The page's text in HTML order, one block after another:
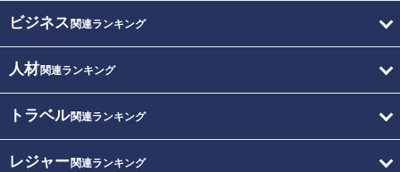
ビジネス 関連ランキング
人材関連ランキング
トラベル関連ランキング
レジャー関連ランキング